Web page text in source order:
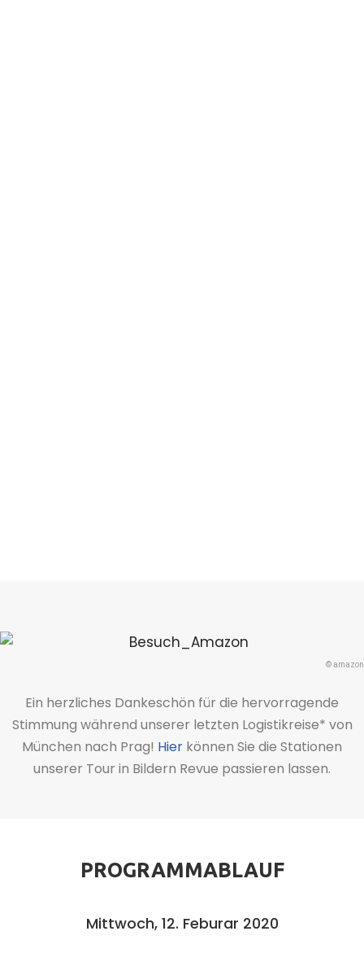
© amazon
Ein herzliches Dankeschön für die hervorragende
Stimmung während unserer letzten Logistikreise* von
München nach Prag! Hier können Sie die Stationen
unserer Tour in Bildern Revue passieren lassen.
PROGRAMMABLAUF
Mittwoch, 12. Feburar 2020